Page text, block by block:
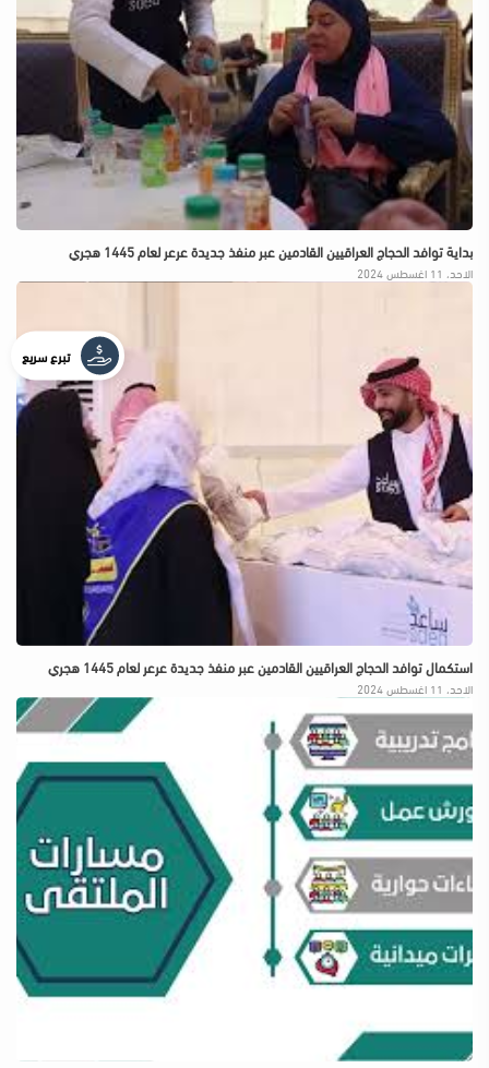
بداية توافد الحجاج العراقيين القادمين عبر منفذ جديدة عرعر لعام 1445 هجري
الاحد، 11 اغسطس 2024
استكمال توافد الحجاج العراقيين القادمين عبر منفذ جديدة عرعر لعام 1445 هجري
الاحد، 11 اغسطس 2024
تبرع سريع